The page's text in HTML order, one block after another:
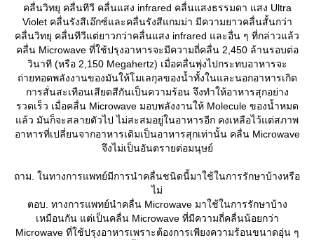
คลื่นวิทยุ คลื่นทีวี คลื่นแสง infrared คลื่นแสงธรรมดา แสง Ultra
Violet คลื่นรังสีเอ๊กซ์และคลื่นรังสีแกมม่า มีความยาวคลื่นสั้นกว่า
คลื่นวิทยุ คลื่นทีวีแต่ยาวกว่าคลื่นแสง infrared และอื่น ๆ ที่กล่าวแล้ว
คลื่น Microwave ที่ใช้ปรุงอาหารจะมีความถี่คลื่น 2,450 ล้านรอบต่อ
วินาที (หรือ 2,150 Megahertz) เมื่อคลื่นพุ่งไปกระทบอาหารจะ
ถ่ายทอดพลังงานของมันให้โมเลกุลของน้ำทั้งในและนอกอาหารเกิด
การสั่นสะเทือนเสียดสีกันเป็นความร้อน จึงทำให้อาหารสุกอย่าง
รวดเร็ว เมื่อคลื่น Microwave มอบพลังงานให้ Molecule ของน้ำหมด
ล้ว มันก็จะสลายตัวไป ไม่สะสมอยู่ในอาหารอีก คงเหลือไว้แต่สภาพ
อาหารที่เปลี่ยนจากอาหารเดิมเป็นอาหารสุกเท่านั้น คลื่น Microwave
จึงไม่เป็นอันตรายต่อมนุษย์
ถาม. ในทางการแพทย์มีการนำคลื่นชนิดนี้มาใช้ในการรักษาบ้างหรือ
ไม่
ตอบ. ทางการแพทย์นำคลื่น Microwave มาใช้ในการรักษาบ้าง
เหมือนกัน แต่เป็นคลื่น Microwave ที่มีความถี่คลื่นน้อยกว่า
Microwave ที่ใช้ปรุงอาหารเพราะต้องการเพียงความร้อนขนาดอุ่น ๆ